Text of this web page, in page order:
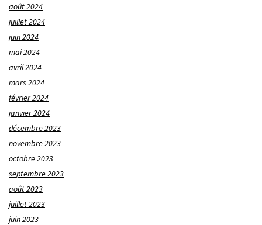
août 2024
juillet 2024
juin 2024
mai 2024
avril 2024
mars 2024
février 2024
janvier 2024
décembre 2023
novembre 2023
octobre 2023
septembre 2023
août 2023
juillet 2023
juin 2023